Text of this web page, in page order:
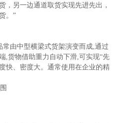
，另一边通道取货实现先进先出，
。”
由中型横梁式货架演变而成,通过
,货物借助重力自动下滑,可实现“先
快、密度大。通常使用在企业的精